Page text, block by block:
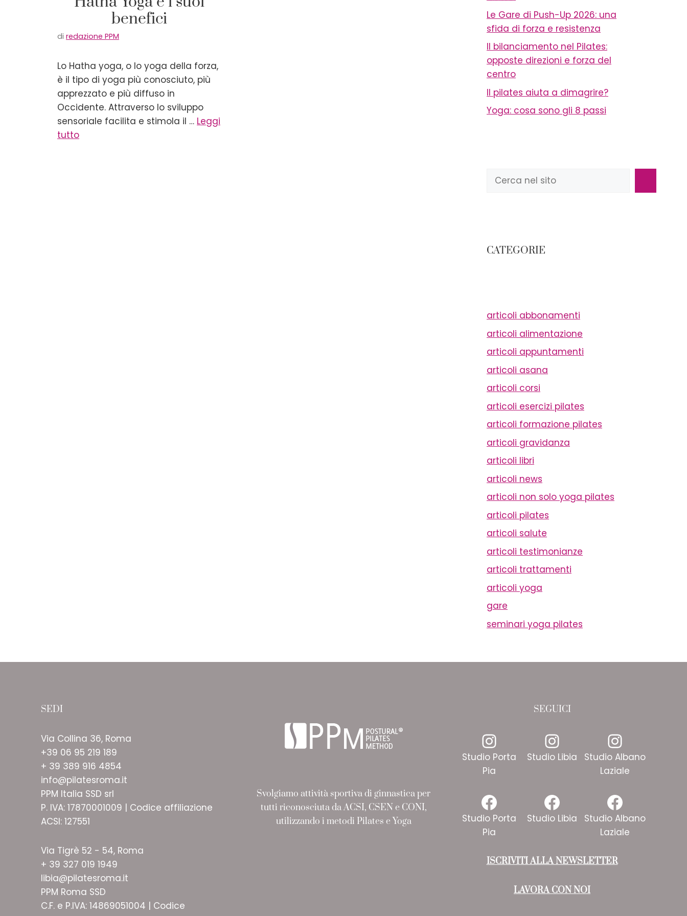
benefici
di redazione PPM
Lo Hatha yoga, o lo yoga della forza,
è il tipo di yoga più conosciuto, più
apprezzato e più diffuso in
Occidente. Attraverso lo sviluppo
sensoriale facilita e stimola il … Leggi
tutto
Le Gare di Push-Up 2026: una
sfida di forza e resistenza
Il bilanciamento nel Pilates:
opposte direzioni e forza del
centro
Il pilates aiuta a dimagrire?
Yoga: cosa sono gli 8 passi
Cerca
CATEGORIE
articoli abbonamenti
articoli alimentazione
articoli appuntamenti
articoli asana
articoli corsi
articoli esercizi pilates
articoli formazione pilates
articoli gravidanza
articoli libri
articoli news
articoli non solo yoga pilates
articoli pilates
articoli salute
articoli testimonianze
articoli trattamenti
articoli yoga
gare
seminari yoga pilates
SEDI
Via Collina 36, Roma
+39 06 95 219 189
+ 39 389 916 4854
info@pilatesroma.it
PPM Italia SSD srl
P. IVA: 17870001009 | Codice affiliazione
ACSI: 127551
Via Tigrè 52 - 54, Roma
+ 39 327 019 1949
libia@pilatesroma.it
PPM Roma SSD
C.F. e P.IVA: 14869051004 | Codice
Svolgiamo attività sportiva di ginnastica per
tutti riconosciuta da ACSI, CSEN e CONI,
utilizzando i metodi Pilates e Yoga
SEGUICI
Instagram
Studio Porta
Pia
Instagram
Studio Libia
Studio Albano
Laziale
Facebook
Studio Porta
Pia
Facebook
Studio Libia
Studio Albano
Laziale
ISCRIVITI ALLA NEWSLETTER
LAVORA CON NOI